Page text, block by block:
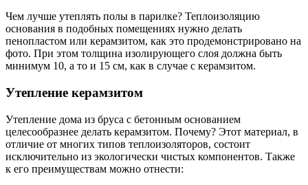
Чем лучше утеплять полы в парилке? Теплоизоляцию
основания в подобных помещениях нужно делать
пенопластом или керамзитом, как это продемонстрировано на
фото. При этом толщина изолирующего слоя должна быть
минимум 10, а то и 15 см, как в случае с керамзитом.
Утепление керамзитом
Утепление дома из бруса с бетонным основанием
целесообразнее делать керамзитом. Почему? Этот материал, в
отличие от многих типов теплоизоляторов, состоит
исключительно из экологически чистых компонентов. Также
к его преимуществам можно отнести: